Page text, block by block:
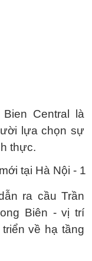
Central là
lựa chọn sự
thực.
ra cầu Trần
Biên - vị trí
về hạ tầng